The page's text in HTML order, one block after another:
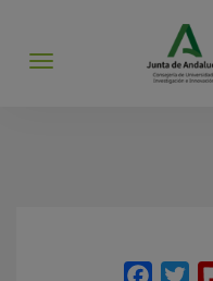
Abrir